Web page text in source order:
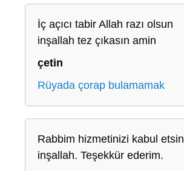
İç açıcı tabir Allah razı olsun
inşallah tez çıkasın amin
çetin
Rüyada çorap bulamamak
Rabbim hizmetinizi kabul etsin
inşallah. Teşekkür ederim.